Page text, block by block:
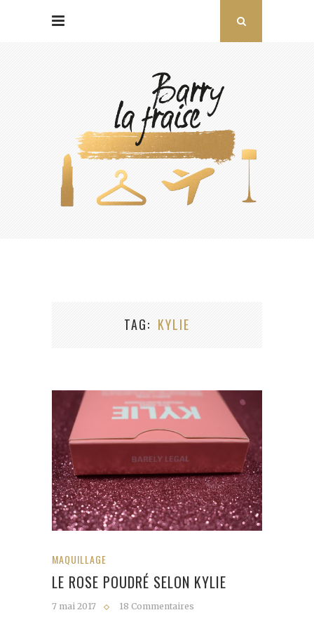
TAG KYLIE
MAQUILLAGE
LE ROSE POUDRÉ SELON KYLIE
7 mai 2017 18 Commentaires